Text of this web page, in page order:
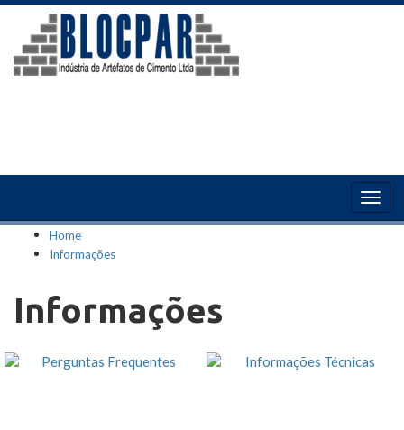
Home
Informações
Informações